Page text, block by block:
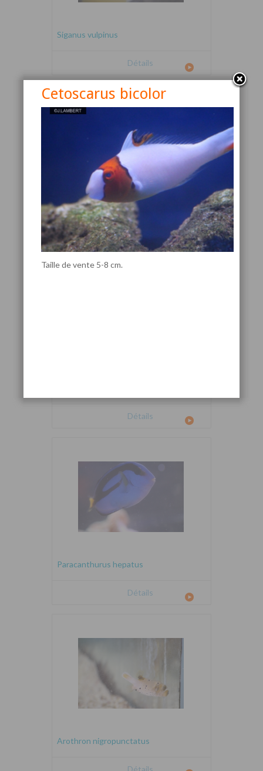
Siganus vulpinus
Détails
Canthigaster valentini
Détails
Détails
Paracanthurus hepatus
Détails
Arothron nigropunctatus
Détails
Cetoscarus bicolor
Taille de vente 5-8 cm.